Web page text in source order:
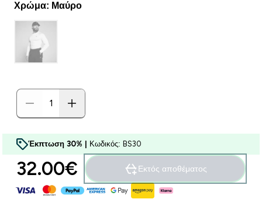
Χρώμα: Μαύρο
Έκπτωση 30% | Κωδικός: BS30
32.00€‎ Εκτός αποθέματος